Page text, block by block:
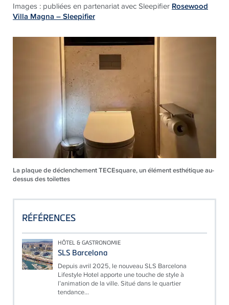
Images : publiées en partenariat avec Sleepifier Rosewood
Villa Magna – Sleepifier
La plaque de déclenchement TECEsquare, un élément esthétique au-
dessus des toilettes
RÉFÉRENCES
HÔTEL & GASTRONOMIE
SLS Barcelona
Depuis avril 2025, le nouveau SLS Barcelona
Lifestyle Hotel apporte une touche de style à
l’animation de la ville. Situé dans le quartier
tendance...